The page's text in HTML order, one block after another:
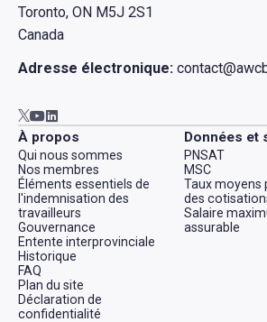
Toronto, ON M5J 2S1
Canada
Adresse électronique:
Aller à AWCBC / ACATC twitter in new tab
Aller à AWCBC / ACATC youtube in new tab
À propos
Qui nous sommes
Nos membres
Éléments essentiels de
l'indemnisation des
travailleurs
Gouvernance
Entente interprovinciale
Historique
FAQ
Plan du site
Déclaration de
confidentialité
Données et
PNSAT
MSC
Taux moyens
des
Salaire
assurable